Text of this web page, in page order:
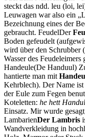
steckt das ndd. leu (loi,
Leuwagen war also ein
Bezeichnung eines der
gebraucht. FeudelDer
Boden gefeudelt
wird über den Schrubber
Wasser des
Handeule(De Handuul)
hantierte man mit
Kehrblech). Der Name
der Eule zum Fegen
Koteletten: he hett
Einsatz. Mir wurde
LambarienDer Lambris
Wandverkleidung in